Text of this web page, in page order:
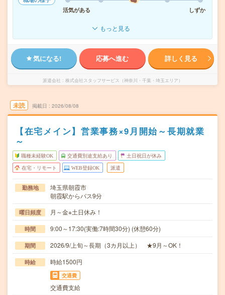
活気がある
しずか
もっと見る
気になる! 応募へ進む 詳しく見る
派遣会社 株式会社スタッフサービス（神奈川・千葉・埼玉エリア）
未読 掲載日 2026/08/08
【在宅メイン】営業事務×9月開始～長期就業
～
職種未経験OK 交通費別途支給あり 土日祝日が休み
在宅・リモート WEB登録OK 派遣
勤務地
埼玉県朝霞市
朝霞駅からバス9分
曜日頻度 月～金※土日休み！
時間 9:00～17:30(実働:7時間30分) (休憩60分)
期間 2026/9/上旬～長期（3カ月以上） ★9月～OK！
時給 時給1500円
交通費
交通費支給